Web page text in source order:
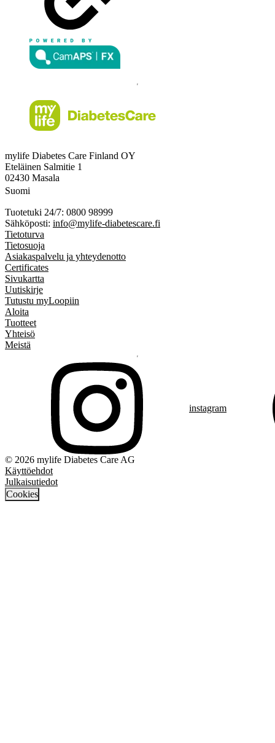
mylife Diabetes Care Finland OY
Eteläinen Salmitie 1
02430 Masala
Suomi
Tuotetuki 24/7: 0800 98999
Sähköposti: info@mylife-diabetescare.fi
Tietoturva
Tietosuoja
Asiakaspalvelu ja yhteydenotto
Certificates
Sivukartta
Uutiskirje
Tutustu myLoopiin
Aloita
Tuotteet
Yhteisö
Meistä
instagram
© 2026 mylife Diabetes Care AG
Käyttöehdot
Julkaisutiedot
Cookies